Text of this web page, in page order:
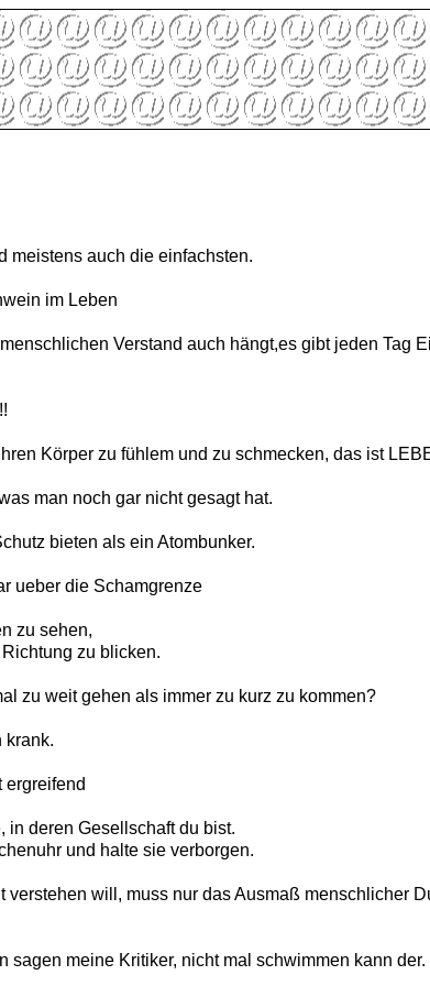
meistens auch die einfachsten.
im Leben
Verstand auch hängt,es gibt jeden Tag
Körper zu fühlem und zu schmecken, das ist
man noch gar nicht gesagt hat.
bieten als ein Atombunker.
ueber die Schamgrenze
zu sehen,
zu blicken.
zu weit gehen als immer zu kurz zu kommen?
krank.
ergreifend
in deren Gesellschaft du bist.
und halte sie verborgen.
will, muss nur das Ausmaß menschlicher
sagen meine Kritiker, nicht mal schwimmen kann der.